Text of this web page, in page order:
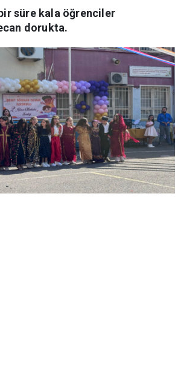
süre kala öğrenciler
dorukta.